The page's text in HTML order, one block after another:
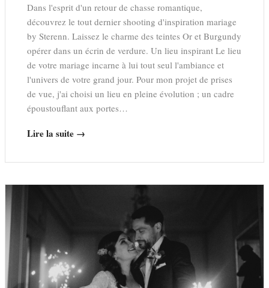
Dans l'esprit d'un retour de chasse romantique,
découvrez le tout dernier shooting d'inspiration mariage
by Sterenn. Laissez le charme des teintes Or et Burgundy
opérer dans un écrin de verdure. Un lieu inspirant Le lieu
de votre mariage incarne à lui tout seul l'ambiance et
l'univers de votre grand jour. Pour mon projet de prises
de vue, j'ai choisi un lieu en pleine évolution ; un cadre
époustouflant aux portes…
Lire la suite →